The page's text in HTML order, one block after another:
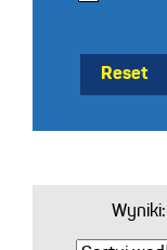
Reset
Wyniki: